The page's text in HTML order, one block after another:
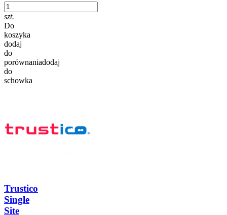
szt.
Do
koszyka
dodaj
do
porównaniadodaj
do
schowka
Trustico
Single
Site